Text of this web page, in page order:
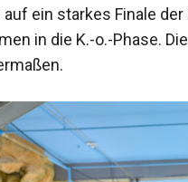
ein starkes Finale
in die K.-o.-Phase.